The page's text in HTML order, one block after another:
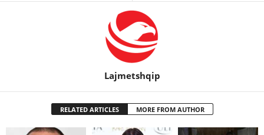
Lajmetshqip
RELATED ARTICLES MORE FROM AUTHOR